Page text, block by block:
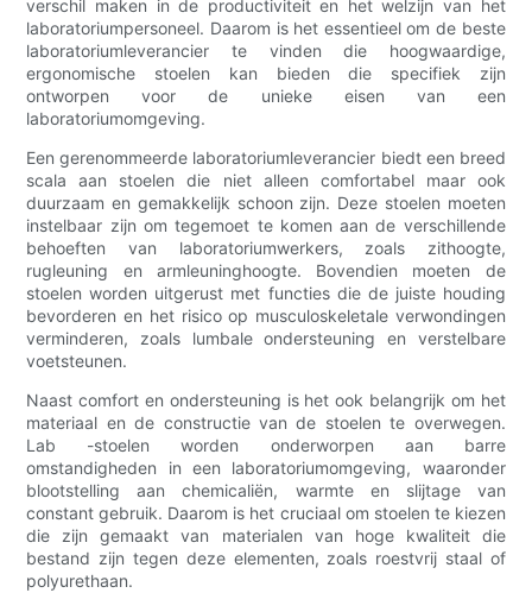
verschil maken in de productiviteit en het welzijn van het
laboratoriumpersoneel. Daarom is het essentieel om de beste
laboratoriumleverancier te vinden die hoogwaardige,
ergonomische stoelen kan bieden die specifiek zijn
ontworpen voor de unieke eisen van een
laboratoriumomgeving.
Een gerenommeerde laboratoriumleverancier biedt een breed
scala aan stoelen die niet alleen comfortabel maar ook
duurzaam en gemakkelijk schoon zijn. Deze stoelen moeten
instelbaar zijn om tegemoet te komen aan de verschillende
behoeften van laboratoriumwerkers, zoals zithoogte,
rugleuning en armleuninghoogte. Bovendien moeten de
stoelen worden uitgerust met functies die de juiste houding
bevorderen en het risico op musculoskeletale verwondingen
verminderen, zoals lumbale ondersteuning en verstelbare
voetsteunen.
Naast comfort en ondersteuning is het ook belangrijk om het
materiaal en de constructie van de stoelen te overwegen.
Lab -stoelen worden onderworpen aan barre
omstandigheden in een laboratoriumomgeving, waaronder
blootstelling aan chemicaliën, warmte en slijtage van
constant gebruik. Daarom is het cruciaal om stoelen te kiezen
die zijn gemaakt van materialen van hoge kwaliteit die
bestand zijn tegen deze elementen, zoals roestvrij staal of
polyurethaan.